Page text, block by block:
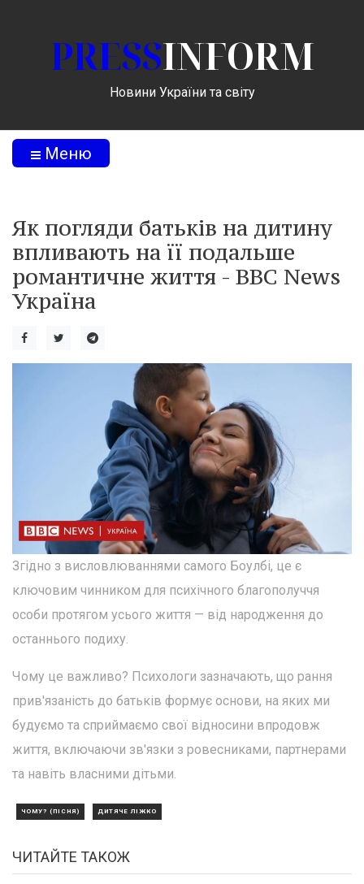
PRESSINFORM
Новини України та світу
Меню
Як погляди батьків на дитину
впливають на її подальше
романтичне життя - BBC News
Україна
Згідно з висловлюваннями самого Боулбі, це є
ключовим чинником для психічного благополуччя
особи протягом усього життя — від народження до
останнього подиху.
Чому це важливо? Психологи зазначають, що рання
прив'язаність до батьків формує основи, на яких ми
будуємо та сприймаємо свої відносини впродовж
життя, включаючи зв'язки з ровесниками, партнерами
та навіть власними дітьми.
ЧОМУ? (ПІСНЯ) ДИТЯЧЕ ЛІЖКО
ЧИТАЙТЕ ТАКОЖ